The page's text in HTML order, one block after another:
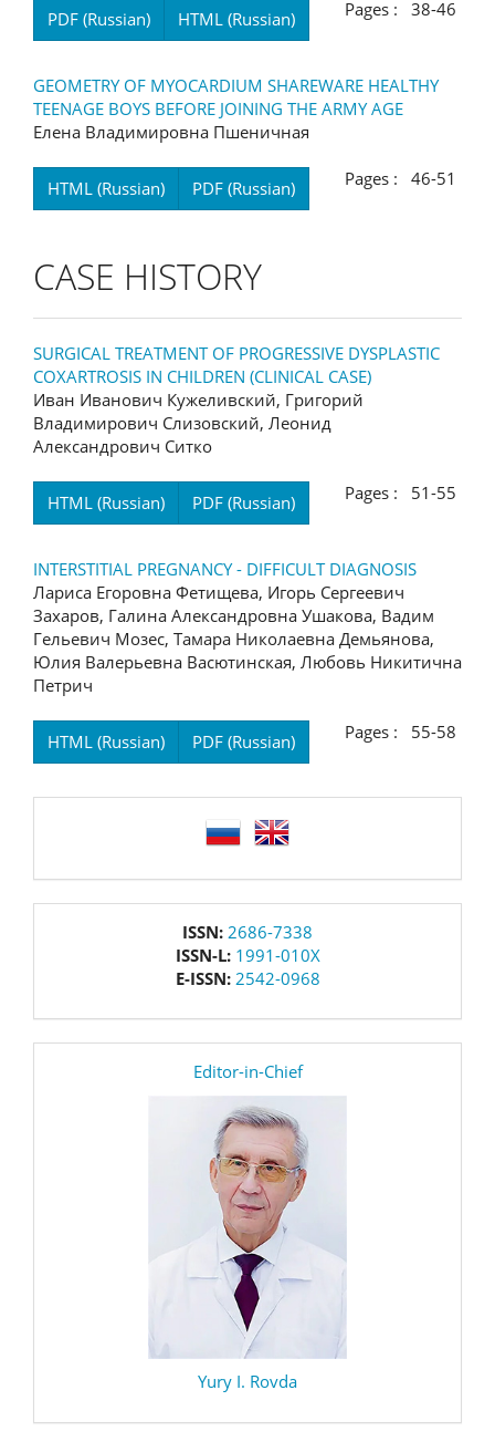
PDF (Russian) HTML (Russian) Pages : 38-46
GEOMETRY OF MYOCARDIUM SHAREWARE HEALTHY
TEENAGE BOYS BEFORE JOINING THE ARMY AGE
Елена Владимировна Пшеничная
HTML (Russian) PDF (Russian) Pages : 46-51
CASE HISTORY
SURGICAL TREATMENT OF PROGRESSIVE DYSPLASTIC
COXARTROSIS IN CHILDREN (CLINICAL CASE)
Иван Иванович Кужеливский, Григорий
Владимирович Слизовский, Леонид
Александрович Ситко
HTML (Russian) PDF (Russian) Pages : 51-55
INTERSTITIAL PREGNANCY - DIFFICULT DIAGNOSIS
Лариса Егоровна Фетищева, Игорь Сергеевич
Захаров, Галина Александровна Ушакова, Вадим
Гельевич Мозес, Тамара Николаевна Демьянова,
Юлия Валерьевна Васютинская, Любовь Никитична
Петрич
HTML (Russian) PDF (Russian) Pages : 55-58
ISSN: 2686-7338
ISSN-L: 1991-010X
E-ISSN: 2542-0968
Editor-in-Chief
Yury I. Rovda